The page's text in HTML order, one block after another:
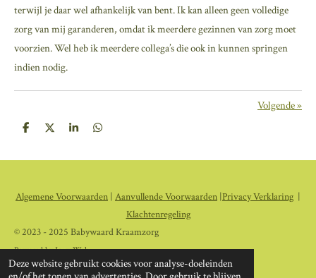
Deze website gebruikt cookies voor analyse-doeleinden
terwijl je daar wel afhankelijk van bent. Ik kan alleen geen volledige
zorg van mij garanderen, omdat ik meerdere gezinnen van zorg moet
voorzien. Wel heb ik meerdere collega’s die ook in kunnen springen
indien nodig.
Volgende»
D
e
D
l
S
r
D
e
Algemene Voorwaarden | Aanvullende Voorwaarden |Privacy Verklaring |
Klachtenregeling
© 2023 - 2025 Babywaard Kraamzorg
Powered byJouwWeb